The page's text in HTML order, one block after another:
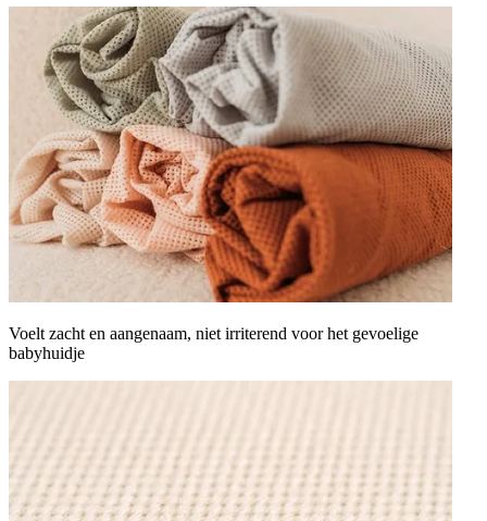
Voelt zacht en aangenaam, niet irriterend voor het gevoelige
babyhuidje